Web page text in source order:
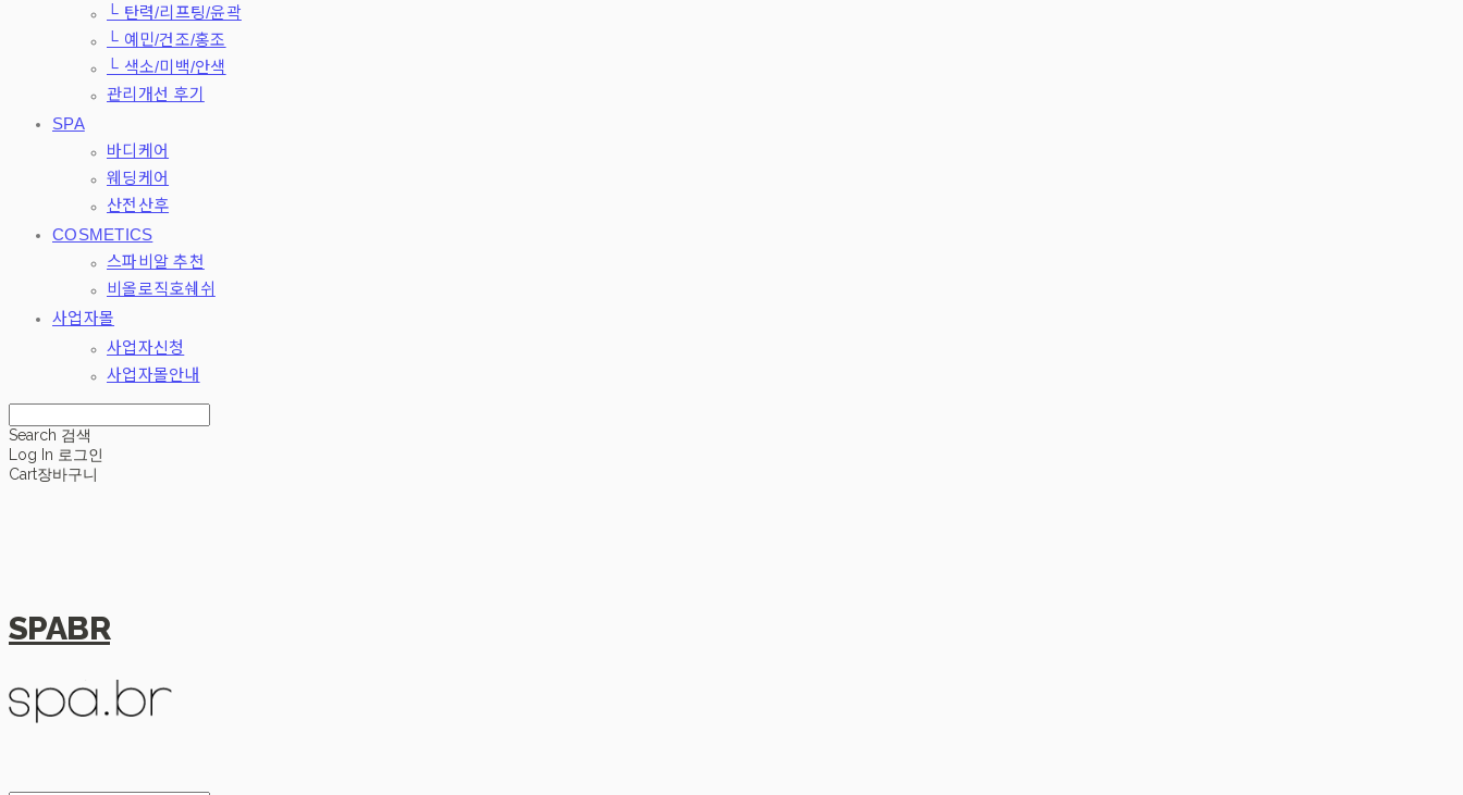
└ 탄력/리프팅/윤곽
└ 예민/건조/홍조
└ 색소/미백/안색
관리개선 후기
SPA
바디케어
웨딩케어
산전산후
COSMETICS
스파비알 추천
비올로직호쉐쉬
사업자몰
사업자신청
사업자몰안내
Search 검색
Log In 로그인
Cart장바구니
SPABR